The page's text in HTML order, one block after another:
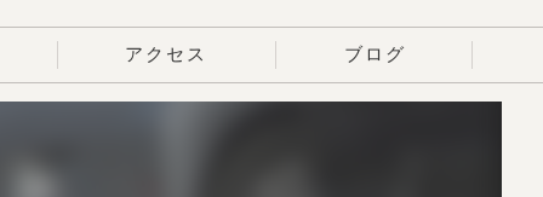
アクセス ブログ